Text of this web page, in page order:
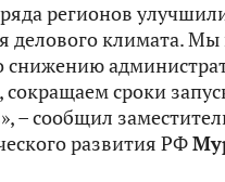
регионов
делового климата.
снижению
сокращаем сроки
– сообщил
развития РФ